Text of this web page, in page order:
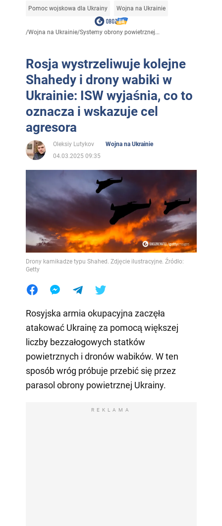
Pomoc wojskowa dla Ukrainy Wojna na Ukrainie
/Wojna na Ukrainie/Systemy obrony powietrznej...
Rosja wystrzeliwuje kolejne
Shahedy i drony wabiki w
Ukrainie: ISW wyjaśnia, co to
oznacza i wskazuje cel
agresora
Oleksiy Lutykov
Wojna na Ukrainie
04.03.2025 09:35
Drony kamikadze typu Shahed. Zdjęcie ilustracyjne. Źródło:
Getty
Rosyjska armia okupacyjna zaczęła
atakować Ukrainę za pomocą większej
liczby bezzałogowych statków
powietrznych i dronów wabików. W ten
sposób wróg próbuje przebić się przez
parasol obrony powietrznej Ukrainy.
REKLAMA